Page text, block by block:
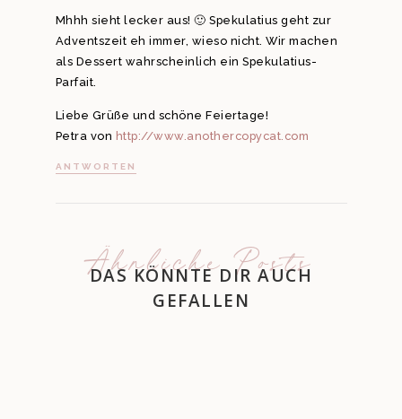
Mhhh sieht lecker aus! 🙂 Spekulatius geht zur
Adventszeit eh immer, wieso nicht. Wir machen
als Dessert wahrscheinlich ein Spekulatius-
Parfait.
Liebe Grüße und schöne Feiertage!
Petra von http://www.anothercopycat.com
ANTWORTEN
Ähnliche Posts
DAS KÖNNTE DIR AUCH
GEFALLEN